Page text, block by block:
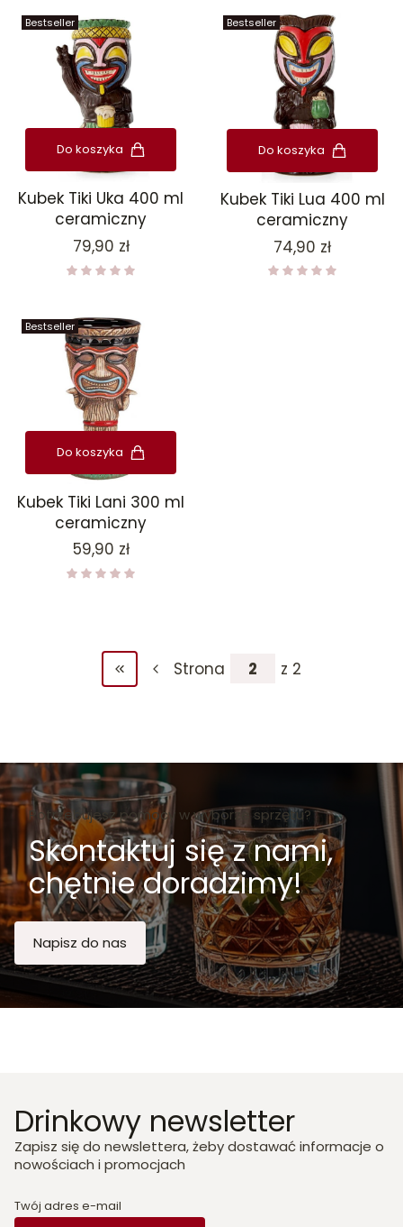
Bestseller
Do koszyka
Kubek Tiki Uka 400 ml
ceramiczny
Cena
79,90 zł
Bestseller
Do koszyka
Kubek Tiki Lua 400 ml
ceramiczny
Cena
74,90 zł
Bestseller
Do koszyka
Kubek Tiki Lani 300 ml
ceramiczny
Cena
59,90 zł
Wróć do pierwszej strony z produktami
Strona z 2
Potrzebujesz pomocy w wyborze sprzętu?
Skontaktuj się z nami,
chętnie doradzimy!
Napisz do nas
Drinkowy newsletter
Zapisz się do newslettera, żeby dostawać informacje o
nowościach i promocjach
Twój adres e-mail